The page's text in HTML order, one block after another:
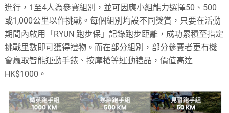
進行，1至4人為參賽組別，並可因應小組能力選擇50、500
或1,000公里以作挑戰。每個組別均設不同獎賞，只要在活動
期間內啟用「RYUN 跑步保」記錄跑步距離，成功累積至指定
挑戰里數即可獲得禮物。而在部分組別，部分參賽者更有機
會贏取智能運動手錶、按摩槍等運動禮品，價值高達
HK$1000。